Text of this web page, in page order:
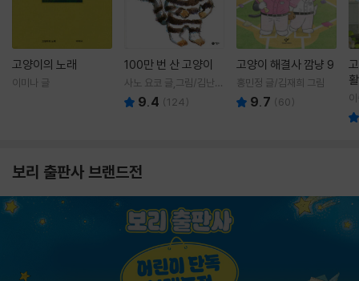
고양이의 노래
이미나 글
100만 번 산 고양이
사노 요코 글,그림/김난주
역 9.4 (124)
고양이 해결사 깜냥 9
홍민정 글/김재희 그림
9.7 (60)
보리 출판사 브랜드전